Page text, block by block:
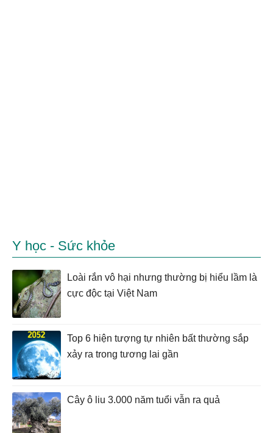
Y học - Sức khỏe
Loài rắn vô hại nhưng thường bị hiểu lầm là
cực độc tại Việt Nam
Top 6 hiện tượng tự nhiên bất thường sắp
xảy ra trong tương lai gần
Cây ô liu 3.000 năm tuổi vẫn ra quả